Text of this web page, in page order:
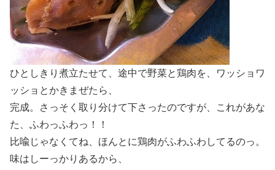
ひとしきり煮立たせて、途中で野菜と鶏肉を、ワッショワ
ッショとかきまぜたら、
完成。さっそく取り分けて下さったのですが、これがあな
た、ふわっふわっ！！
比喩じゃなくてね、ほんとに鶏肉がふわふわしてるのっ。
味はしーっかりあるから、